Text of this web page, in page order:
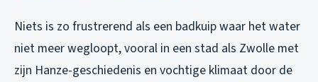
Niets is zo frustrerend als een badkuip waar het water
niet meer wegloopt, vooral in een stad als Zwolle met
zijn Hanze-geschiedenis en vochtige klimaat door de